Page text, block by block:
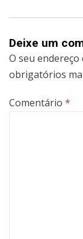
Deixe um
O seu
obrigatórios
Comentário *